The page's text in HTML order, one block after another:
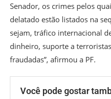
Senador, os crimes pelos
delatado estão listados na
sejam, tráfico internacional
dinheiro, suporte a
fraudadas”, afirmou a PF.
Você pode gostar